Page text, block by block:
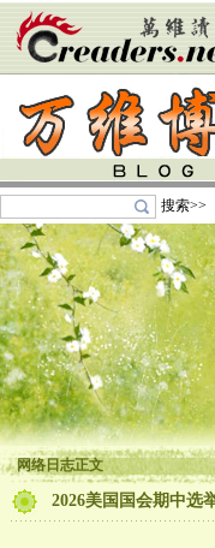
搜索>>
网络日志正文
2026美国国会期中选